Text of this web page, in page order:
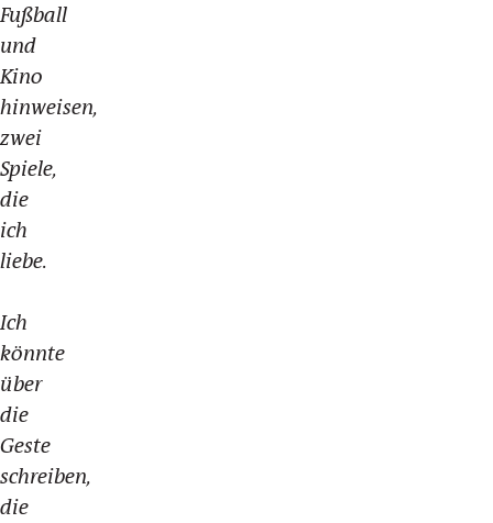
Fußball
und
Kino
hinweisen,
zwei
Spiele,
die
ich
liebe.
Ich
könnte
über
die
Geste
schreiben,
die